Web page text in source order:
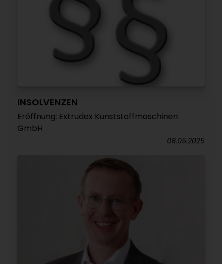
INSOLVENZEN
Eröffnung: Extrudex Kunststoffmaschinen
GmbH
08.05.2025